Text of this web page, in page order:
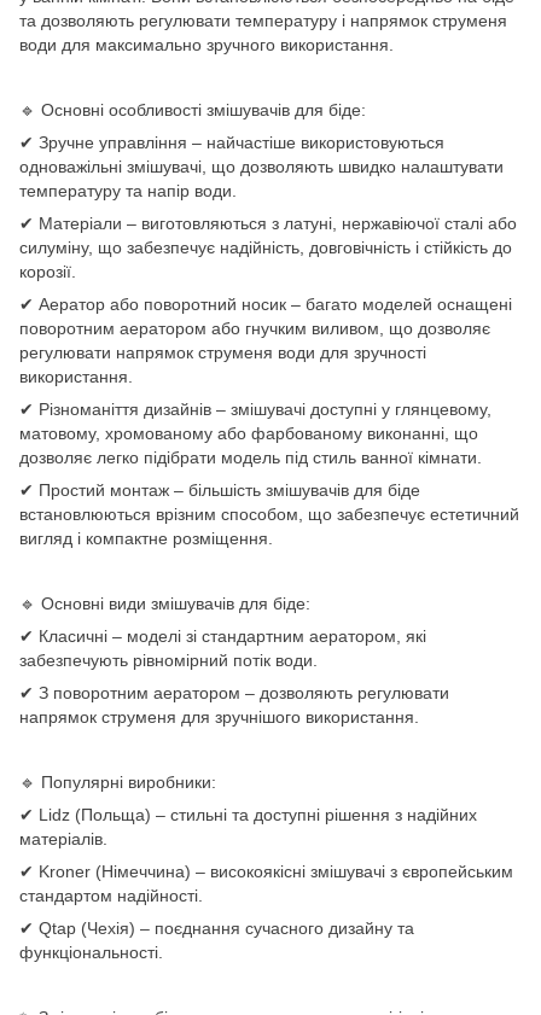
та дозволяють регулювати температуру і напрямок струменя
води для максимально зручного використання.
🔹 Основні особливості змішувачів для біде:
✔ Зручне управління – найчастіше використовуються
одноважільні змішувачі, що дозволяють швидко налаштувати
температуру та напір води.
✔ Матеріали – виготовляються з латуні, нержавіючої сталі або
силуміну, що забезпечує надійність, довговічність і стійкість до
корозії.
✔ Аератор або поворотний носик – багато моделей оснащені
поворотним аератором або гнучким виливом, що дозволяє
регулювати напрямок струменя води для зручності
використання.
✔ Різноманіття дизайнів – змішувачі доступні у глянцевому,
матовому, хромованому або фарбованому виконанні, що
дозволяє легко підібрати модель під стиль ванної кімнати.
✔ Простий монтаж – більшість змішувачів для біде
встановлюються врізним способом, що забезпечує естетичний
вигляд і компактне розміщення.
🔹 Основні види змішувачів для біде:
✔ Класичні – моделі зі стандартним аератором, які
забезпечують рівномірний потік води.
✔ З поворотним аератором – дозволяють регулювати
напрямок струменя для зручнішого використання.
🔹 Популярні виробники:
✔ Lidz (Польща) – стильні та доступні рішення з надійних
матеріалів.
✔ Kroner (Німеччина) – високоякісні змішувачі з європейським
стандартом надійності.
✔ Qtap (Чехія) – поєднання сучасного дизайну та
функціональності.